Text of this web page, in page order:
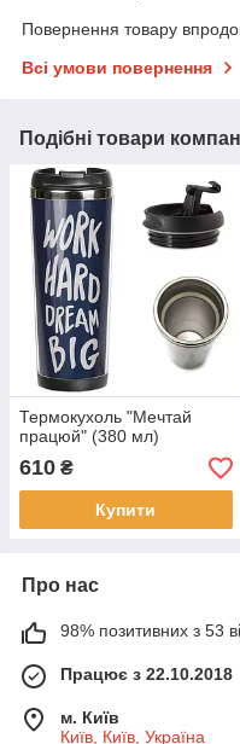
Повернення товару
Всі умови повернення
Подібні товари
Термокухоль "Мечтай
працюй" (380 мл)
610 ₴
Купити
Про нас
98% позитивних з 53
Працює з 22.10.2018
м. Київ
Київ, Київ, Україна